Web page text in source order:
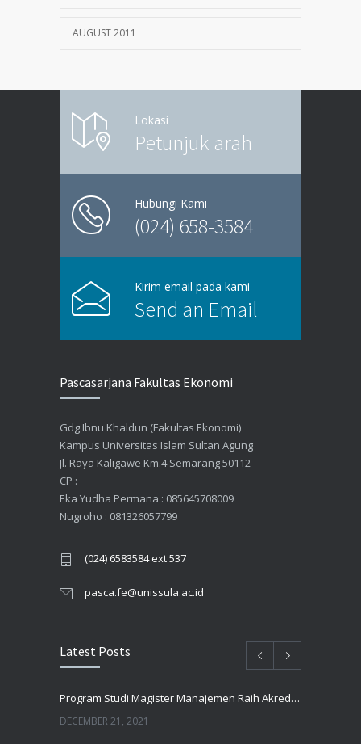
AUGUST 2011
Lokasi
Petunjuk arah
Hubungi Kami
(024) 658-3584
Kirim email pada kami
Send an Email
Pascasarjana Fakultas Ekonomi
Gdg Ibnu Khaldun (Fakultas Ekonomi)
Kampus Universitas Islam Sultan Agung
Jl. Raya Kaligawe Km.4 Semarang 50112
CP :
Eka Yudha Permana : 085645708009
Nugroho : 081326057799
(024) 6583584 ext 537
pasca.fe@unissula.ac.id
Latest Posts
Program Studi Magister Manajemen Raih Akreditasi UNGGUL Oleh BAN PT
DECEMBER 21, 2021